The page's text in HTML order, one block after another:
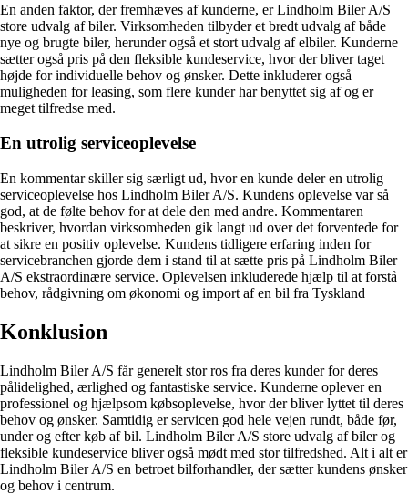
En anden faktor, der fremhæves af kunderne, er Lindholm Biler A/S
store udvalg af biler. Virksomheden tilbyder et bredt udvalg af både
nye og brugte biler, herunder også et stort udvalg af elbiler. Kunderne
sætter også pris på den fleksible kundeservice, hvor der bliver taget
højde for individuelle behov og ønsker. Dette inkluderer også
muligheden for leasing, som flere kunder har benyttet sig af og er
meget tilfredse med.
En utrolig serviceoplevelse
En kommentar skiller sig særligt ud, hvor en kunde deler en utrolig
serviceoplevelse hos Lindholm Biler A/S. Kundens oplevelse var så
god, at de følte behov for at dele den med andre. Kommentaren
beskriver, hvordan virksomheden gik langt ud over det forventede for
at sikre en positiv oplevelse. Kundens tidligere erfaring inden for
servicebranchen gjorde dem i stand til at sætte pris på Lindholm Biler
A/S ekstraordinære service. Oplevelsen inkluderede hjælp til at forstå
behov, rådgivning om økonomi og import af en bil fra Tyskland
Konklusion
Lindholm Biler A/S får generelt stor ros fra deres kunder for deres
pålidelighed, ærlighed og fantastiske service. Kunderne oplever en
professionel og hjælpsom købsoplevelse, hvor der bliver lyttet til deres
behov og ønsker. Samtidig er servicen god hele vejen rundt, både før,
under og efter køb af bil. Lindholm Biler A/S store udvalg af biler og
fleksible kundeservice bliver også mødt med stor tilfredshed. Alt i alt er
Lindholm Biler A/S en betroet bilforhandler, der sætter kundens ønsker
og behov i centrum.